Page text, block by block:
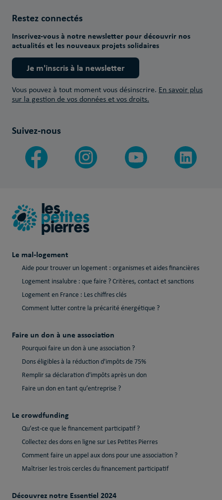
Restez connectés
Inscrivez-vous à notre newsletter pour découvrir nos
actualités et les nouveaux projets solidaires
Je m'inscris à la newsletter
Vous pouvez à tout moment vous désinscrire. En savoir plus
sur la gestion de vos données et vos droits.
Suivez-nous
Le mal-logement
Aide pour trouver un logement : organismes et aides financières
Logement insalubre : que faire ? Critères, contact et sanctions
Logement en France : Les chiffres clés
Comment lutter contre la précarité énergétique ?
Faire un don à une association
Pourquoi faire un don à une association ?
Dons éligibles à la réduction d'impôts de 75%
Remplir sa déclaration d'impôts après un don
Faire un don en tant qu’entreprise ?
Le crowdfunding
Qu’est-ce que le financement participatif ?
Collectez des dons en ligne sur Les Petites Pierres
Comment faire un appel aux dons pour une association ?
Maîtriser les trois cercles du financement participatif
Découvrez notre Essentiel 2024